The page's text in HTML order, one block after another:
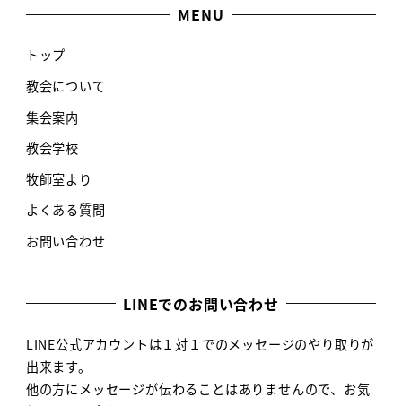
MENU
トップ
教会について
集会案内
教会学校
牧師室より
よくある質問
お問い合わせ
LINEでのお問い合わせ
LINE公式アカウントは１対１でのメッセージのやり取りが
出来ます。
他の方にメッセージが伝わることはありませんので、お気